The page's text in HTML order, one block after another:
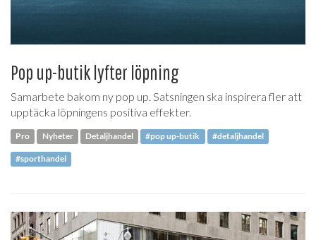
Pop up-butik lyfter löpning
Samarbete bakom ny pop up. Satsningen ska inspirera fler att
upptäcka löpningens positiva effekter.
Pro Nyheter Detaljhandel #pop up-butik #detaljhandel
#sporthandel